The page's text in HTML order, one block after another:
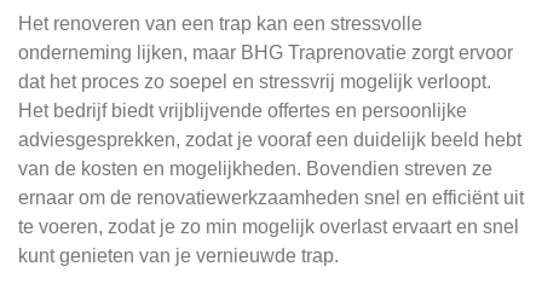
Het renoveren van een trap kan een stressvolle
onderneming lijken, maar BHG Traprenovatie zorgt ervoor
dat het proces zo soepel en stressvrij mogelijk verloopt.
Het bedrijf biedt vrijblijvende offertes en persoonlijke
adviesgesprekken, zodat je vooraf een duidelijk beeld hebt
van de kosten en mogelijkheden. Bovendien streven ze
ernaar om de renovatiewerkzaamheden snel en efficiënt uit
te voeren, zodat je zo min mogelijk overlast ervaart en snel
kunt genieten van je vernieuwde trap.